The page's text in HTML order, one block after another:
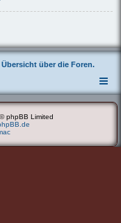
Übersicht über die Foren.
phpBB Limited